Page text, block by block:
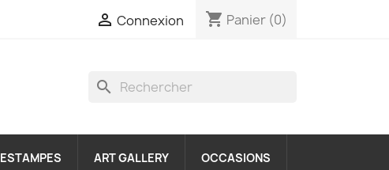
 Connexion shopping_cart Panier (0)
search
ESTAMPES ART GALLERY OCCASIONS